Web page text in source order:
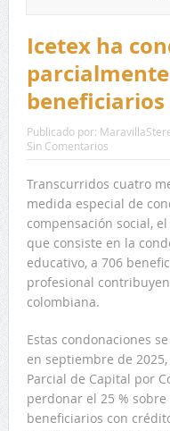
Icetex ha
beneficiarios
Publicado por:
Sin Comentarios
Transcurridos cuatro
medida especial de
compensación social,
que consiste en la
educativo, a 706
profesional
colombiana.
Estas condonaciones
en septiembre de
Parcial de Capital por
perdonar el 25 %
beneficiarios con